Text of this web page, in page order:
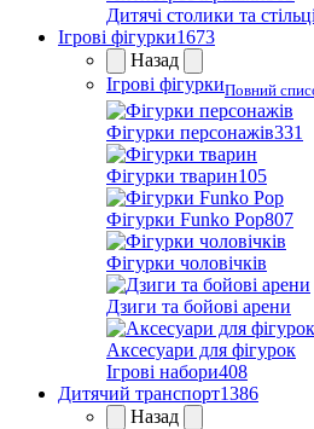
Дитячі столики та стільці
Ігрові фігурки1673
Назад
Ігрові фігуркиПовний
Фігурки персонажів331
Фігурки тварин105
Фігурки Funko Pop807
Фігурки чоловічків
Дзиги та бойові арени
Аксесуари для фігурок
Ігрові набори408
Дитячий транспорт1386
Назад